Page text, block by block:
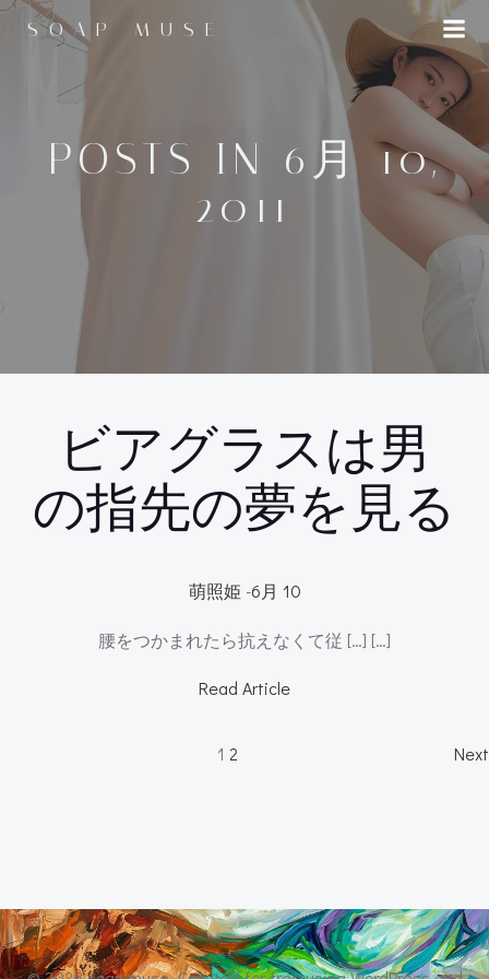
へ
ス
キ
ッ
SOAP MUSE
POSTS IN 6月 10,
2011
ビアグラスは男
の指先の夢を見る
萌照姫 -6月 10
腰をつかまれたら抗えなくて従 […] […]
Read Article
Page
1 Page
2 Next